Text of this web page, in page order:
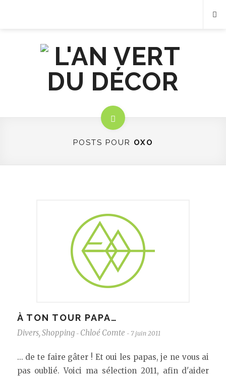
POSTS POUR OXO
À TON TOUR PAPA…
Divers, Shopping - Chloé Comte - 7 juin 2011
... de te faire gâter ! Et oui les papas, je ne vous ai
pas oublié. Voici ma sélection 2011, afin d'aider